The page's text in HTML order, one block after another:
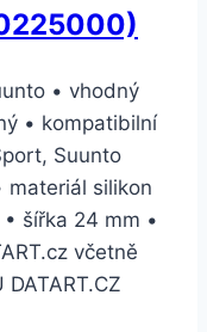
• vhodný
• kompatibilní
Suunto
materiál silikon
šířka 24 mm •
včetně